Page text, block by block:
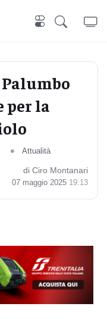
per la
Attualità
di Ciro Montanari
07 maggio 2025 19:13